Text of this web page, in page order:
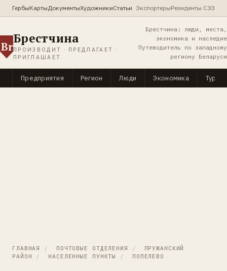
ГербыКартыДокументыХудожникиСтатьи ЭкспортерыРезиденты СЭЗ
Br
Брестчина
ПРОИЗВОДИТ · ПРЕДЛАГАЕТ ·
ПРИГЛАШАЕТ
Брестчина: люди, места,
экономика и наследие
Путеводитель по западному
региону Беларуси
Предприятия Регион Люди Экономика
ГЛАВНАЯ / ПОЧТОВЫЕ ОТДЕЛЕНИЯ /
ПРУЖАНСКИЙ
РАЙОН
/ НАСЕЛЕННЫЕ ПУНКТЫ / ПОПЕЛЕВО